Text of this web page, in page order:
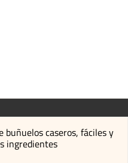
buñuelos caseros, fáciles y
ingredientes